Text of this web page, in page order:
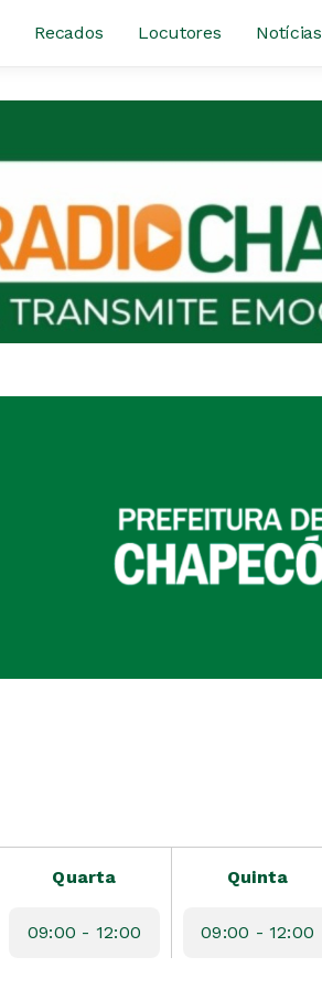
Recados Locutores Notícias
Quarta
09:00 - 12:00
Quinta
09:00 - 12:00